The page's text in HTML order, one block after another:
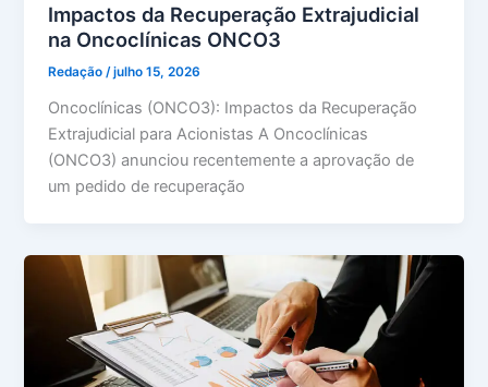
Impactos da Recuperação Extrajudicial
na Oncoclínicas ONCO3
Redação/julho 15, 2026
Oncoclínicas (ONCO3): Impactos da Recuperação
Extrajudicial para Acionistas A Oncoclínicas
(ONCO3) anunciou recentemente a aprovação de
um pedido de recuperação